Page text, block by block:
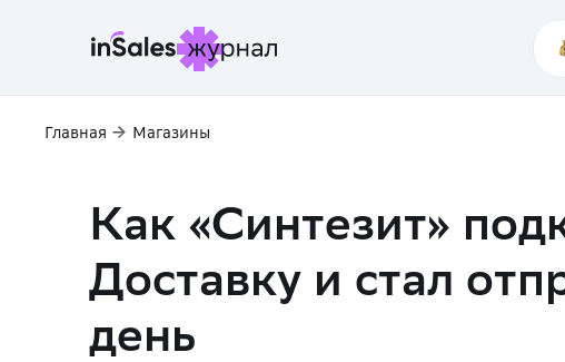
Главная Магазины
Как «Синтезит»
Доставку и стал
день